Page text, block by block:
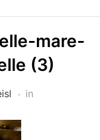
mare-
(3)
in